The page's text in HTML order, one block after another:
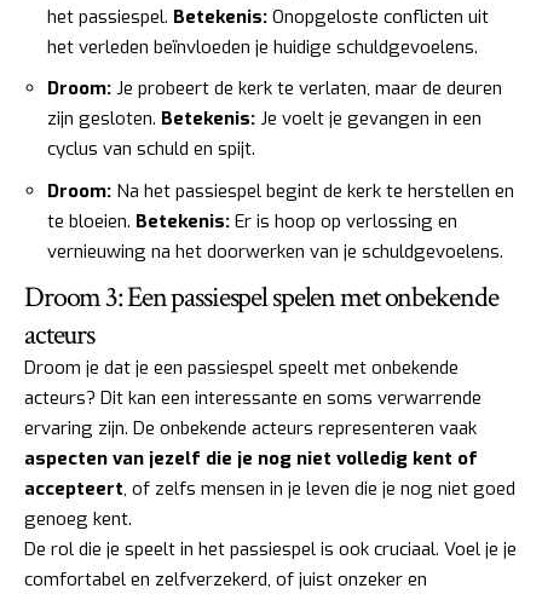
het passiespel. Betekenis: Onopgeloste conflicten uit
het verleden beïnvloeden je huidige schuldgevoelens.
Droom: Je probeert de kerk te verlaten, maar de deuren
zijn gesloten. Betekenis: Je voelt je gevangen in een
cyclus van schuld en spijt.
Droom: Na het passiespel begint de kerk te herstellen en
te bloeien. Betekenis: Er is hoop op verlossing en
vernieuwing na het doorwerken van je schuldgevoelens.
Droom 3: Een passiespel spelen met onbekende
acteurs
Droom je dat je een passiespel speelt met onbekende
acteurs? Dit kan een interessante en soms verwarrende
ervaring zijn. De onbekende acteurs representeren vaak
aspecten van jezelf die je nog niet volledig kent of
accepteert, of zelfs mensen in je leven die je nog niet goed
genoeg kent.
De rol die je speelt in het passiespel is ook cruciaal. Voel je je
comfortabel en zelfverzekerd, of juist onzeker en